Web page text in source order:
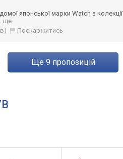
японської марки Watch з колекції
ще
Поскаржитись
ще 9пропозицій